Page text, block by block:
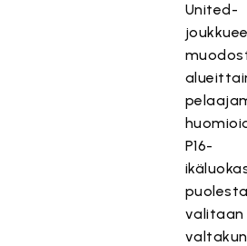
United-
P16-
valitaan